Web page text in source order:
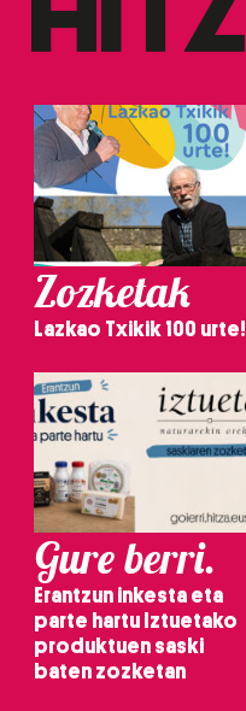
Zozketak
Lazkao Txikik 100 urte!
Gure berri.
Erantzun inkesta eta
parte hartu Iztuetako
produktuen saski
baten zozketan